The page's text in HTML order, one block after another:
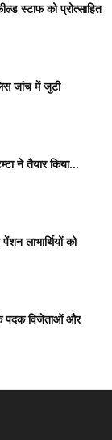
स्टाफ को प्रोत्साहित
जांच में जुटी
ने तैयार किया...
लाभार्थियों को
पदक विजेताओं और